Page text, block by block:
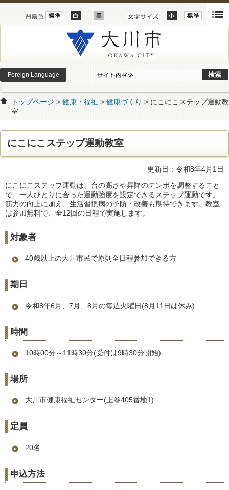
Foreign Language
トップページ > 健康・福祉 > 健康づくり > にこにこステップ運動教
室
にこにこステップ運動教室
更新日：令和8年4月1日
にこにこステップ運動は、台の高さや昇降のテンポを調整すること
で、一人ひとりに合った運動強度を設定できるステップ運動です。
筋力の向上に加え、生活習慣病の予防・改善も期待できます。教室
は参加無料で、全12回の日程で実施します。
対象者
40歳以上の大川市民で原則全日程参加できる方
期日
令和8年6月、7月、8月の毎週火曜日(8月11日は休み)
時間
10時00分～11時30分(受付は9時30分開始)
場所
大川市健康福祉センター(上巻405番地1)
定員
20名
申込方法